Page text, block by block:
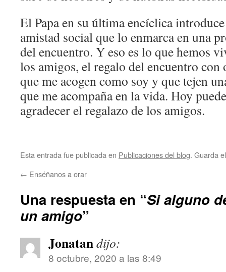
El Papa en su última encíclica
amistad social que lo enmarca en una
del encuentro. Y eso es lo que hemos
los amigos, el regalo del encuentro con
que me acogen como soy y que tejen
que me acompaña en la vida. Hoy
agradecer el regalazo de los amigos.
Esta entrada fue publicada en Publicaciones del blog. Guarda
← Enséñanos a orar
Una respuesta en “Si alguno
un amigo”
Jonatandijo:
8 octubre, 2020 a las 8:49